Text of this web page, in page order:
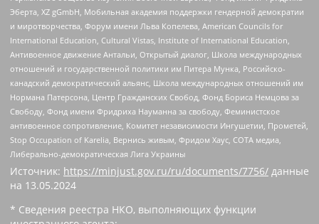
Эберта, XZ gGmbH, Мобильная академия поддержки гендерной демократии
и миротворчества, Форум имени Льва Копелева, American Councils for
International Education, Cultural Vistas, Institute of International Education,
Антивоенное движение Антальи, Открытый диалог, Школа международных
отношений и государственной политики им Питера Мунка, Российско-
канадский демократический альянс, Школа международных отношений им
Нормана Патерсона, Центр Гражданских Свобод, Фонд Бориса Немцова за
Свободу, Фонд имени Фридриха Науманна за свободу, Феминистское
антивоенное сопротивление, Комитет независимости Ингушетии, Прометей,
Stop Occupation of Karelia, Вернись живым, Фридом Хаус, СОТА медиа,
Либерально-демократическая Лига Украины
Источник: https://minjust.gov.ru/ru/documents/7756/ данные
на 13.05.2024
* Сведения реестра НКО, выполняющих функции